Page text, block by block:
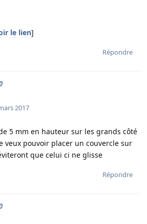
le lien]
Répondre
2017
5 mm en hauteur sur les grands côté
veux pouvoir placer un couvercle sur
que celui ci ne glisse
Répondre